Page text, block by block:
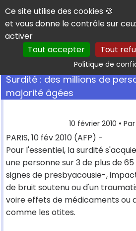
Panneau de gestion des cookies
Ce site utilise des cookies 🍪
et vous donne le contrôle sur
activer
Tout accepter
Tout
Politique de
Surdité : des millions de
majorité âgées
10 février 2010 • Par
PARIS, 10 fév 2010 (AFP) -
Pour l'essentiel, la surdité
une personne sur 3 de plus de
signes de presbyacousie-,
de bruit soutenu ou d'un
voire effets de médicaments ou
comme les otites.